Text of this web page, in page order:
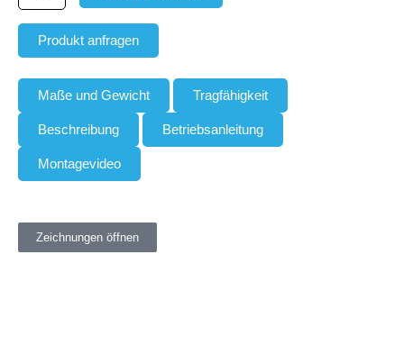
Produkt anfragen
Maße und Gewicht Tragfähigkeit
Beschreibung Betriebsanleitung
Montagevideo
Zeichnungen öffnen